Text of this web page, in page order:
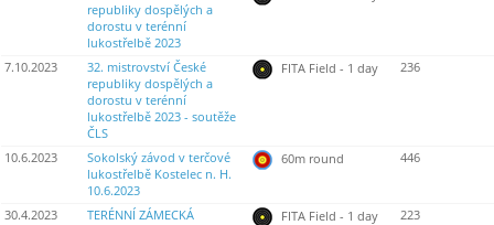
republiky dospělých a
dorostu v terénní
lukostřelbě 2023
7.10.2023
32. mistrovství České
republiky dospělých a
dorostu v terénní
lukostřelbě 2023 - soutěže
ČLS
FITA Field - 1 day 236
10.6.2023
Sokolský závod v terčové
lukostřelbě Kostelec n. H.
10.6.2023
60m round 446
30.4.2023 TERÉNNÍ ZÁMECKÁ FITA Field - 1 day
223